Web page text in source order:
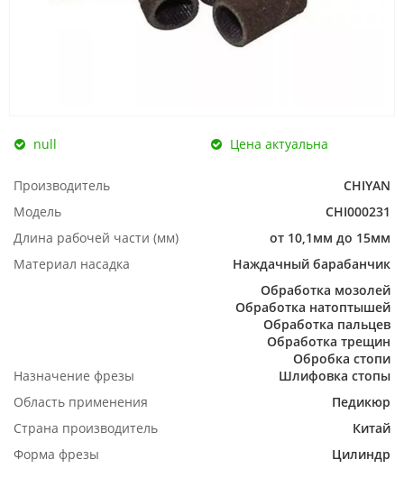
null Цена актуальна
Производитель
CHIYAN
Модель
CHI000231
Длина рабочей части (мм)
от 10,1мм до 15мм
Материал насадка
Наждачный барабанчик
Назначение фрезы
Обработка мозолей
Обработка натоптышей
Обработка пальцев
Обработка трещин
Обробка стопи
Шлифовка стопы
Область применения
Педикюр
Страна производитель
Китай
Форма фрезы
Цилиндр